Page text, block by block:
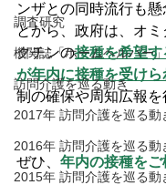
調査研究
機関誌「ホームヘルパー」
訪問介護を巡る動き
2017年 訪問介護を巡る動
2016年 訪問介護を巡る動
2015年 訪問介護を巡る動
ンザとの同時流行も懸
とから、政府は、オ
クチンの接種を希望
が年内に接種を受けら
制の確保や周知広報を
ぜひ、 年内の接種を